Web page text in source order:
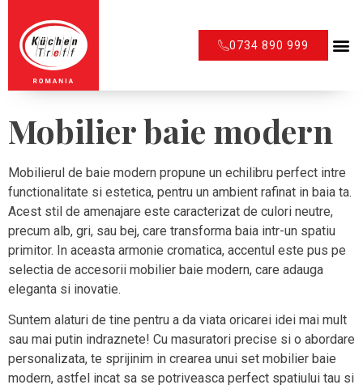
0734 890 999
Mobilier baie modern
Mobilierul de baie modern propune un echilibru perfect intre
functionalitate si estetica, pentru un ambient rafinat in baia ta.
Acest stil de amenajare este caracterizat de culori neutre,
precum alb, gri, sau bej, care transforma baia intr-un spatiu
primitor. In aceasta armonie cromatica, accentul este pus pe
selectia de accesorii mobilier baie modern, care adauga
eleganta si inovatie.
Suntem alaturi de tine pentru a da viata oricarei idei mai mult
sau mai putin indraznete! Cu masuratori precise si o abordare
personalizata, te sprijinim in crearea unui set mobilier baie
modern, astfel incat sa se potriveasca perfect spatiului tau si